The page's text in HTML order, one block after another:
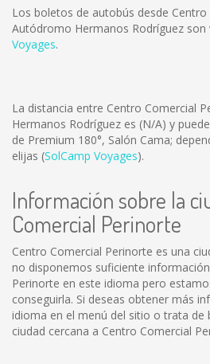
Los boletos de autobús desde
Autódromo Hermanos Rodríguez son
Voyages.
La distancia entre Centro Comercial
Hermanos Rodríguez es (N/A) y
de Premium 180°, Salón Cama;
elijas (SolCamp Voyages).
Información sobre la
Comercial Perinorte
Centro Comercial Perinorte es una
no disponemos suficiente
Perinorte en este idioma pero
conseguirla. Si deseas obtener más
idioma en el menú del sitio o trata de
ciudad cercana a Centro Comercial